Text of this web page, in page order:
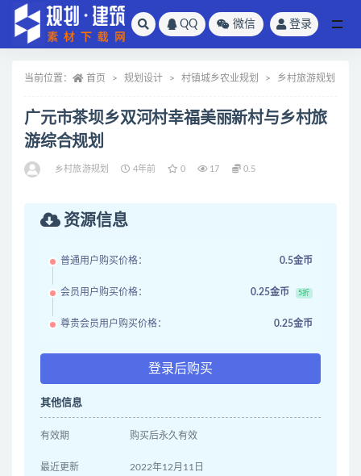
QQ 微信 登录
当前位置： 首页 规划设计 村镇城乡农业规划 乡村旅游规划
广元市茶坝乡双河村幸福美丽新村与乡村旅
游综合规划
乡村旅游规划 4年前 0 17 0.5
资源信息
普通用户购买价格： 0.5金币
会员用户购买价格： 0.25金币 5折
尊贵会员用户购买价格： 0.25金币
登录后购买
其他信息
有效期 购买后永久有效
最近更新 2022年12月11日
全部